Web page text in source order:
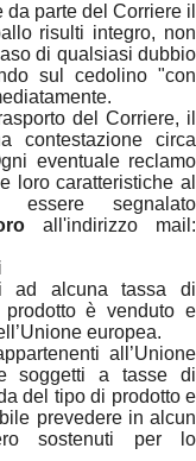
parte del Corriere il
risulti integro, non
di qualsiasi dubbio
sul cedolino "con
del Corriere, il
contestazione circa
eventuale reclamo
loro caratteristiche al
essere segnalato
all'indirizzo mail:
ad alcuna tassa di
è venduto e
europea.
all’Unione
soggetti a tasse di
del tipo di prodotto e
prevedere in alcun
sostenuti per lo